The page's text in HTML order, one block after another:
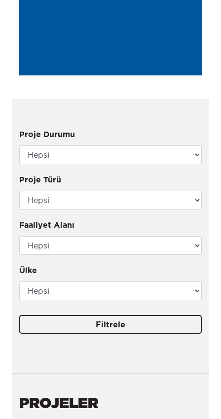
Proje Durumu
Proje Türü
Faaliyet Alanı
Ülke
Filtrele
PROJELER